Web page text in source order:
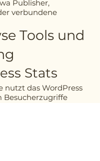
Publisher,
verbundene
Tools und
Stats
nutzt das WordPress
Besucherzugriffe